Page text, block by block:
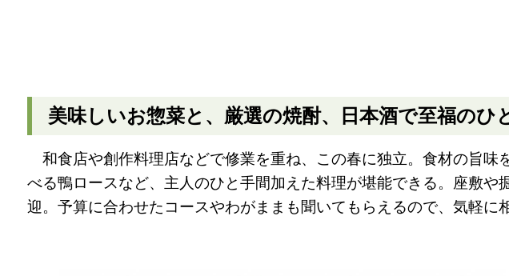
美味しいお惣菜と、厳選の焼酎、日本酒で至福のひ
和食店や創作料理店などで修業を重ね、この春に独立。食材の旨味
べる鴨ロースなど、主人のひと手間加えた料理が堪能できる。座敷
迎。予算に合わせたコースやわがままも聞いてもらえるので、気軽に